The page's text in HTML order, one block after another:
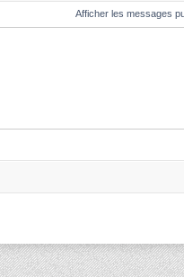
Afficher les messages